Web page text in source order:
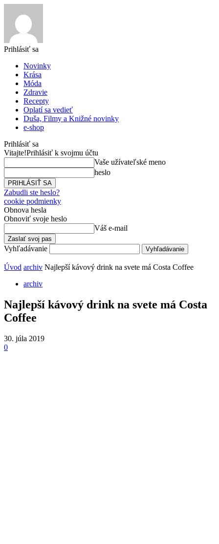
Prihlásiť sa
Novinky
Krása
Móda
Zdravie
Recepty
Oplatí sa vedieť
Duša, Filmy a Knižné novinky
e-shop
Prihlásiť sa
Vitajte!Prihlásiť k svojmu účtu
Vaše užívateľské meno
heslo
Zabudli ste heslo?
cookie podmienky
Obnova hesla
Obnoviť svoje heslo
Váš e-mail
Vyhľadávanie
Úvod archiv Najlepší kávový drink na svete má Costa Coffee
archiv
Najlepší kávový drink na svete má Costa
Coffee
30. júla 2019
0